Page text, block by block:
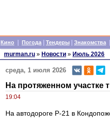
Кино Погода Тендеры Знакомства
murman.ru » Новости » Июль 2026
среда, 1 июля 2026
На протяженном участке
19:04
На автодороге Р-21 в